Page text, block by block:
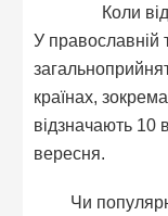
Коли
У православній
країнах,
відзначають 10
вересня.
Чи